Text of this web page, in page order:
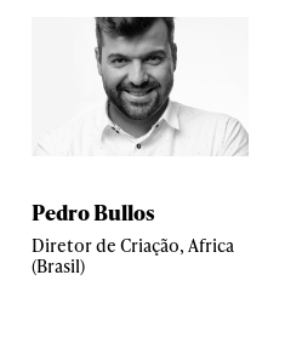
Pedro Bullos
Diretor de Criação, Africa
(Brasil)